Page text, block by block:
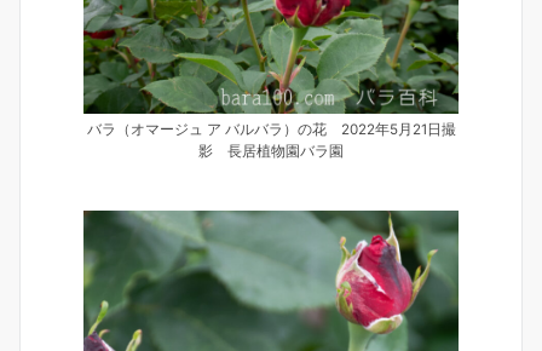
バラ（オマージュ ア バルバラ）の花 2022年5月21日撮
影 長居植物園バラ園